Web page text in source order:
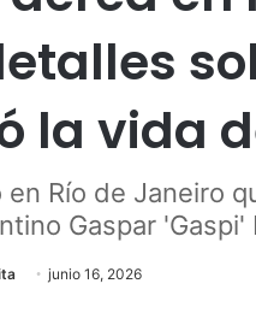
la vida
en Río de Janeiro
Gaspar
junio 16, 2026